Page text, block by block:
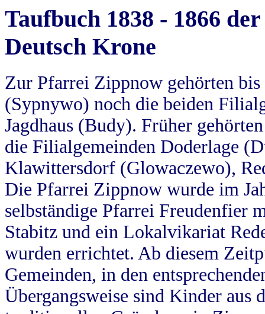
Taufbuch 1838 - 1866
Deutsch Krone
Zur Pfarrei Zippnow gehörten
(Sypnywo) noch die beiden
Jagdhaus (Budy). Früher
die Filialgemeinden Doderlage
Klawittersdorf (Glowaczewo),
Die Pfarrei Zippnow wurde im
selbständige Pfarrei Freudenfier
Stabitz und ein Lokalvikariat
wurden errichtet. Ab diesem
Gemeinden, in den
Übergangsweise sind Kinder aus